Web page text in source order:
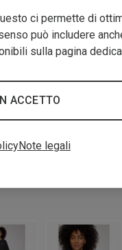
ci permette di
può includere
sulla pagina
ACCETTO
Note legali